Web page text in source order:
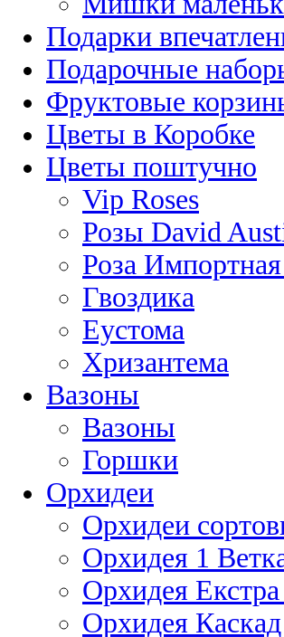
Подарки
Подарочные
Фруктовые
Цветы в Коробке
Цветы поштучно
Vip Roses
Розы David
Роза
Гвоздика
Еустома
Хризантема
Вазоны
Вазоны
Горшки
Орхидеи
Орхидеи
Орхидея 1
Орхидея
Орхидея Каскад